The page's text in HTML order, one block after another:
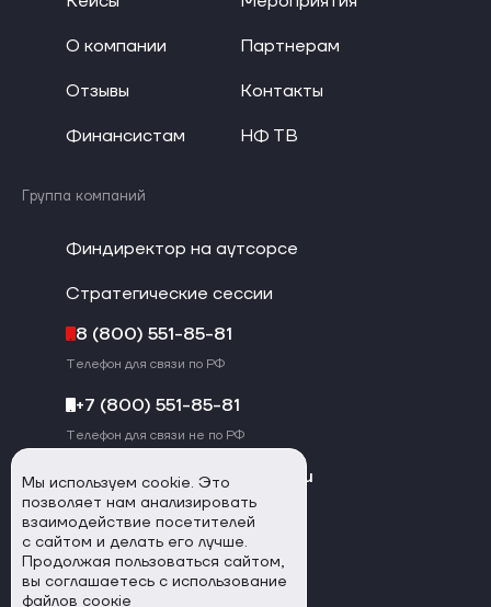
О компании
Отзывы
Финансистам
Партнерам
Контакты
НФ ТВ
Группа компаний
Финдиректор на аутсорсе
Стратегические сессии
8 (800) 551-85-81
Телефон для связи по РФ
+7 (800) 551-85-81
Телефон для связи не по РФ
hello@noboring-finance.ru
Мы используем cookie. Это
позволяет нам анализировать
взаимодействие посетителей
с сайтом и делать его лучше.
Продолжая пользоваться сайтом,
вы соглашаетесь с использование
файлов соокіе